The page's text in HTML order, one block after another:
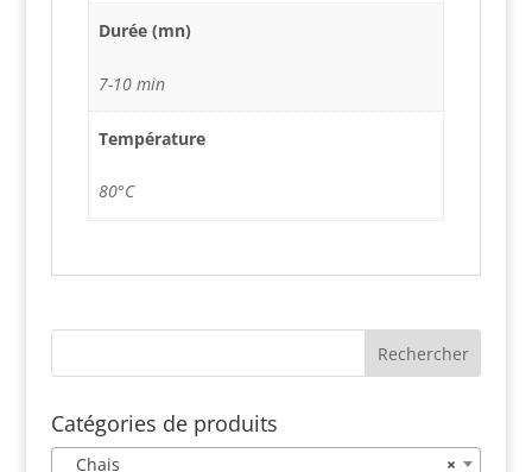
Durée (mn)
7-10 min
Température
80°C
Catégories de produits
×
Chais